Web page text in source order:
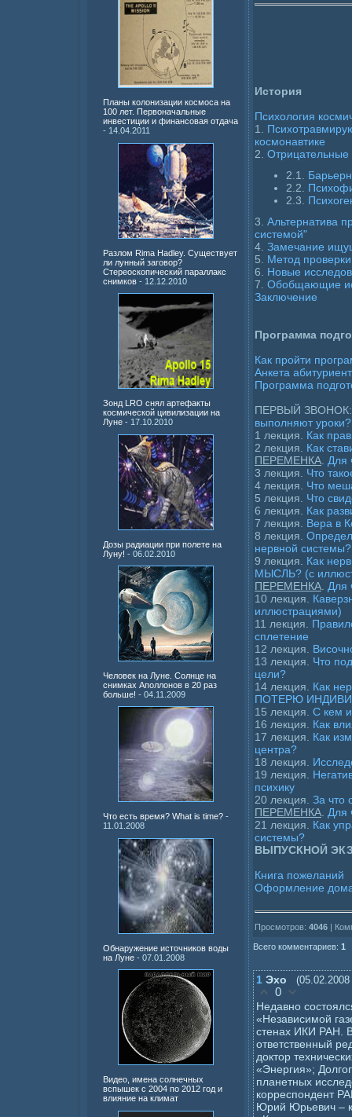
Планы колонизации космоса на
100 лет. Первоначальные
инвестиции и финансовая отдача
- 14.04.2011
Разлом Rima Hadley. Существует
ли лунный заговор?
Стереоскопический параллакс
снимков - 12.12.2010
Зонд LRO снял артефакты
космической цивилизации на
Луне - 17.10.2010
Дозы радиации при полете на
Луну! - 06.02.2010
Человек на Луне. Солнце на
снимках Аполлонов в 20 раз
больше! - 04.11.2009
Что есть время? What is time? -
11.01.2008
Обнаружение источников воды
на Луне - 07.01.2008
Видео, имена солнечных
вспышек с 2004 по 2012 год и
влияние на климат
История
Психология
1.
космонавтике
2.
2.1.
2.2.
2.3.
3. Альтернатива
системой"
4. Замечание
5. Метод
6. Новые
7. Обобщающие
Заключение
Программа
Как пройти
Анкета
Программа
ПЕРВЫЙ
выполняют уроки?
1 лекция. Как
2 лекция. Как
ПЕРЕМЕНКА Для
3 лекция. Что
4 лекция. Что
5 лекция. Что
6 лекция. Как
7 лекция. Вера в
8 лекция.
нервной системы?
9 лекция. Как
МЫСЛЬ? (с
ПЕРЕМЕНКА Для
10 лекция.
иллюстрациями)
11 лекция.
сплетение
12 лекция.
13 лекция. Что
цели?
14 лекция. Как
ПОТЕРЮ
15 лекция. С кем и
16 лекция. Как
17 лекция. Как
центра?
18 лекция.
19 лекция.
психику
20 лекция. За что
ПЕРЕМЕНКА Для
21 лекция. Как
системы?
ВЫПУСКНОЙ
Книга пожеланий
Оформление
Просмотров: 4046 |
Всего комментариев: 1
1 Эхо
0
Недавно
«Независимой
стенах ИКИ РАН.
ответственный
доктор
«Энергия»;
планетных
корреспондент
Юрий Юрьевич –